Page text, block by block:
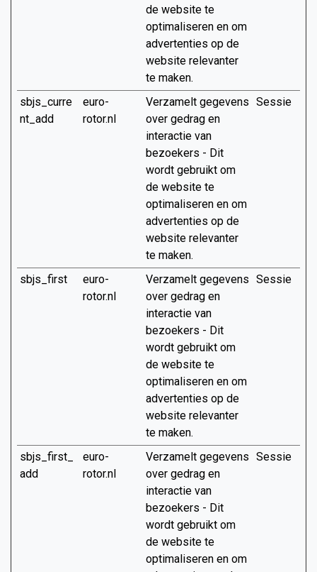
de website te
optimaliseren en om
advertenties op de
website relevanter
te maken.
sbjs_curre
nt_add
euro-
rotor.nl
Verzamelt gegevens
over gedrag en
interactie van
bezoekers - Dit
wordt gebruikt om
de website te
optimaliseren en om
advertenties op de
website relevanter
te maken.
Sessie
sbjs_first
euro-
rotor.nl
Verzamelt gegevens
over gedrag en
interactie van
bezoekers - Dit
wordt gebruikt om
de website te
optimaliseren en om
advertenties op de
website relevanter
te maken.
Sessie
sbjs_first_
add
euro-
rotor.nl
Verzamelt gegevens
over gedrag en
interactie van
bezoekers - Dit
wordt gebruikt om
de website te
optimaliseren en om
Sessie